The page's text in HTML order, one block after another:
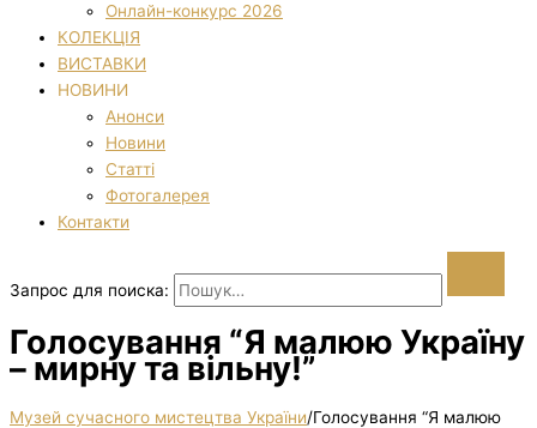
Онлайн-конкурс 2026
КОЛЕКЦІЯ
ВИСТАВКИ
НОВИНИ
Анонси
Новини
Статті
Фотогалерея
Контакти
Запрос для поиска:
Голосування “Я малюю Україну
– мирну та вільну!”
Музей сучасного мистецтва України/Голосування “Я малюю